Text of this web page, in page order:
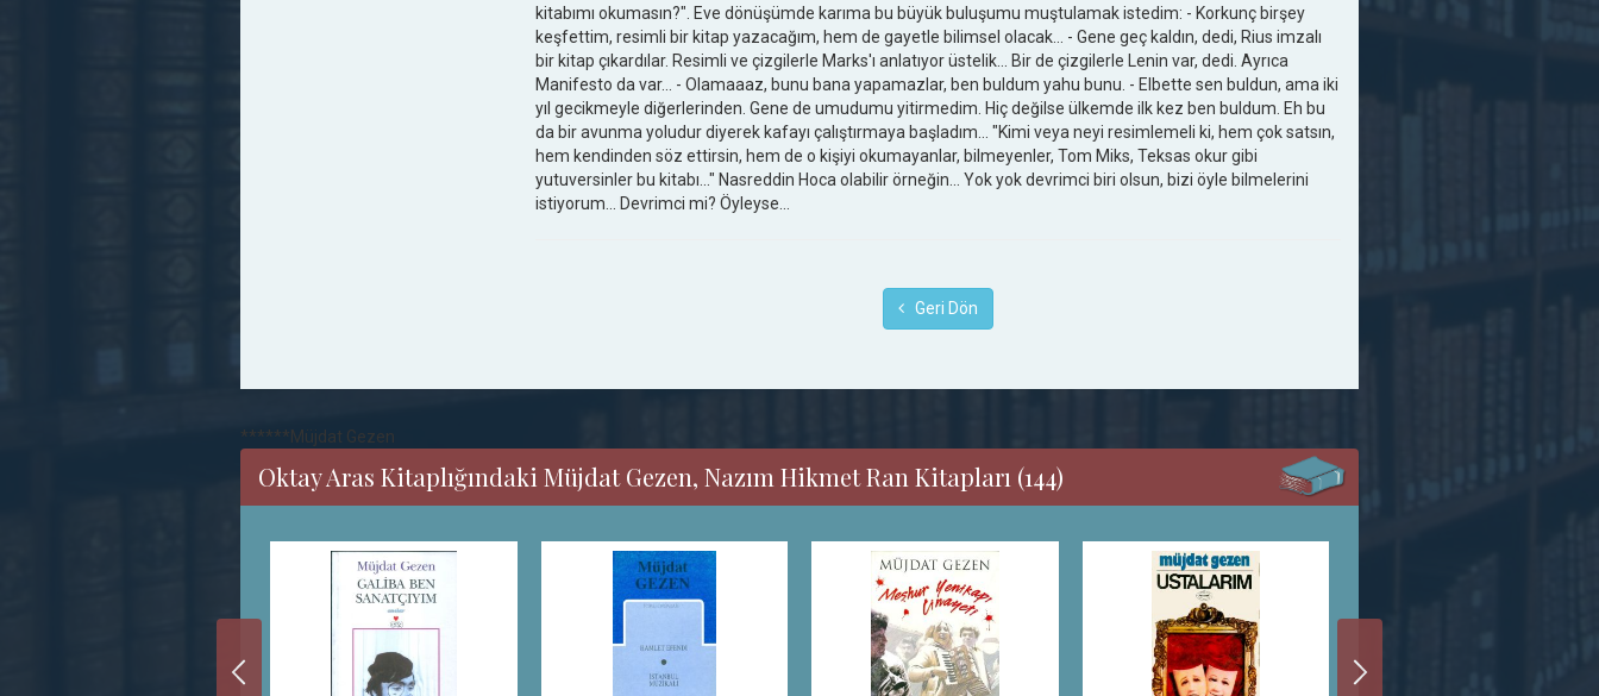
kitabımı okumasın?". Eve dönüşümde karıma bu büyük buluşumu muştulamak istedim: - Korkunç birşey
keşfettim, resimli bir kitap yazacağım, hem de gayetle bilimsel olacak... - Gene geç kaldın, dedi, Rius imzalı
bir kitap çıkardılar. Resimli ve çizgilerle Marks'ı anlatıyor üstelik... Bir de çizgilerle Lenin var, dedi. Ayrıca
Manifesto da var... - Olamaaaz, bunu bana yapamazlar, ben buldum yahu bunu. - Elbette sen buldun, ama iki
yıl gecikmeyle diğerlerinden. Gene de umudumu yitirmedim. Hiç değilse ülkemde ilk kez ben buldum. Eh bu
da bir avunma yoludur diyerek kafayı çalıştırmaya başladım... "Kimi veya neyi resimlemeli ki, hem çok satsın,
hem kendinden söz ettirsin, hem de o kişiyi okumayanlar, bilmeyenler, Tom Miks, Teksas okur gibi
yutuversinler bu kitabı..." Nasreddin Hoca olabilir örneğin... Yok yok devrimci biri olsun, bizi öyle bilmelerini
istiyorum... Devrimci mi? Öyleyse...
Geri Dön
******Müjdat Gezen
Oktay Aras Kitaplığındaki Müjdat Gezen, Nazım Hikmet Ran Kitapları (144)